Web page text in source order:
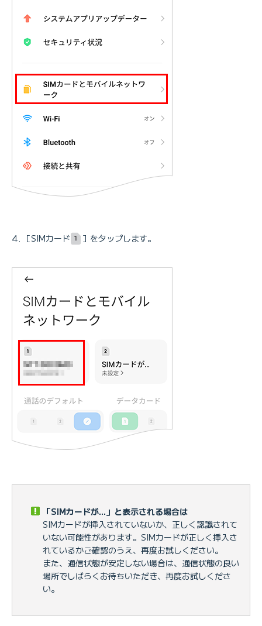
［SIMカード ］をタップします。
「SIMカードが...」と表示される場合は
SIMカードが挿入されていないか、正しく認識されて
いない可能性があります。SIMカードが正しく挿入さ
れているかご確認のうえ、再度お試しください。
また、通信状態が安定しない場合は、通信状態の良い
場所でしばらくお待ちいただき、再度お試しくださ
い。